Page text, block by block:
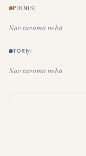
PIKNIKI
Nav tuvumā nekā
TORŅI
Nav tuvumā nekā